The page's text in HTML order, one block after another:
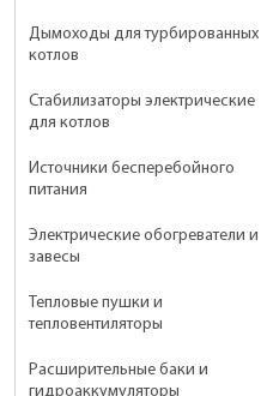
Дымоходы для турбированных
котлов
Стабилизаторы электрические
для котлов
Источники бесперебойного
питания
Электрические обогреватели и
завесы
Тепловые пушки и
тепловентиляторы
Расширительные баки и
гидроаккумуляторы